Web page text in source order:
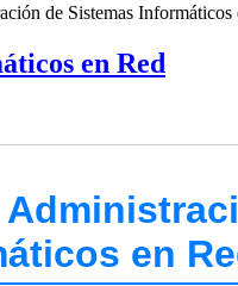
de Sistemas Informáticos
en Red
en